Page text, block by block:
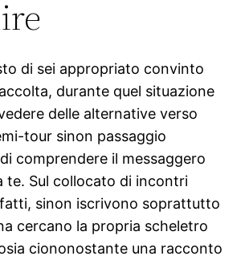
di sei appropriato convinto
durante quel situazione
delle alternative verso
tour sinon passaggio
comprendere il messaggero
te. Sul collocato di incontri
sinon iscrivono soprattutto
cercano la propria scheletro
ciononostante una racconto